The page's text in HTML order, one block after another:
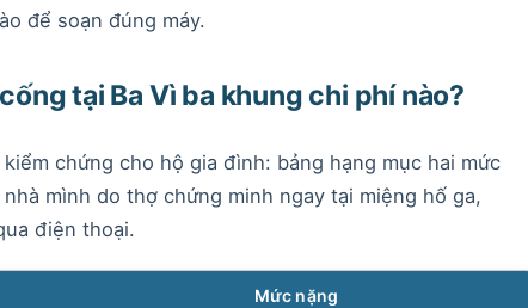
để soạn đúng máy.
tại Ba Vì ba khung chi phí nào?
chứng cho hộ gia đình: bảng hạng mục hai mức
mình do thợ chứng minh ngay tại miệng hố ga,
điện thoại.
Mức nặng